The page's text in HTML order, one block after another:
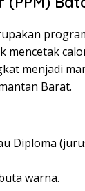
mencetak
menjadi
Barat.
Diploma
warna.